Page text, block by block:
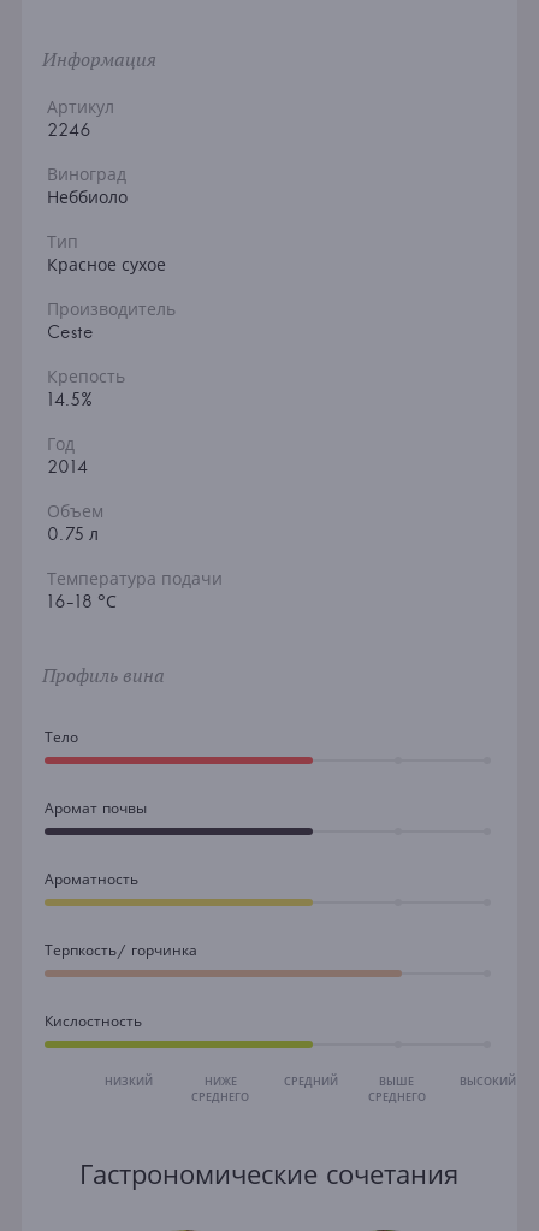
Информация
Артикул
2246
Виноград
Неббиоло
Тип
Красное сухое
Производитель
Ceste
Крепость
14.5%
Год
2014
Объем
0.75 л
Температура подачи
16-18 °С
Профиль вина
Тело
Аромат почвы
Ароматность
Терпкость/ горчинка
Кислостность
НИЗКИЙ
НИЖЕ
СРЕДНЕГО
СРЕДНИЙ
ВЫШЕ
СРЕДНЕГО
ВЫСОКИЙ
Гастрономические сочетания